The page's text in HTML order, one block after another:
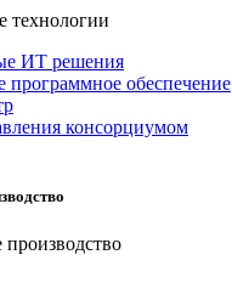
ИТ решения
программное обеспечение
консорциумом